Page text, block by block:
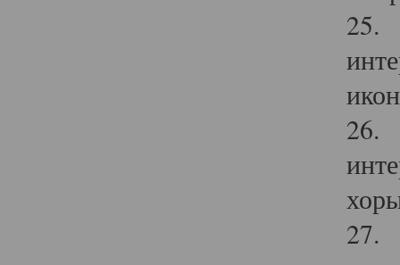
25.
26.
27.